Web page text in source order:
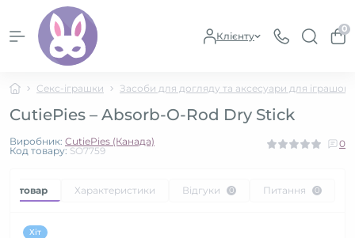
Клієнту
0
Секс-іграшки Засоби для догляду та аксесуари для іграшок
CutiePies – Absorb-O-Rod Dry Stick
Виробник: CutiePies (Канада)
Код товару: SO7759
0
товар Характеристики Відгуки 0 Питання 0
Хіт